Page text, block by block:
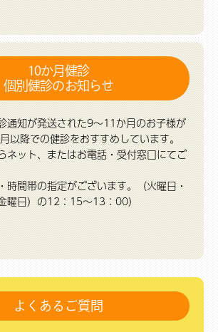
10か月健診
個別健診のお知らせ
通知が発送された9～11か月のお子様が
以降での健診をおすすめしています。
ネット、またはお電話・受付窓口にてご
時間帯の指定がございます。（火曜日・
曜日）の12：15～13：00）
よくあるご質問